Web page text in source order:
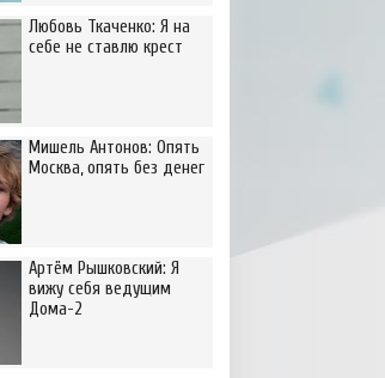
Любовь Ткаченко: Я на
себе не ставлю крест
Мишель Антонов: Опять
Москва, опять без денег
Артём Рышковский: Я
вижу себя ведущим
Дома-2